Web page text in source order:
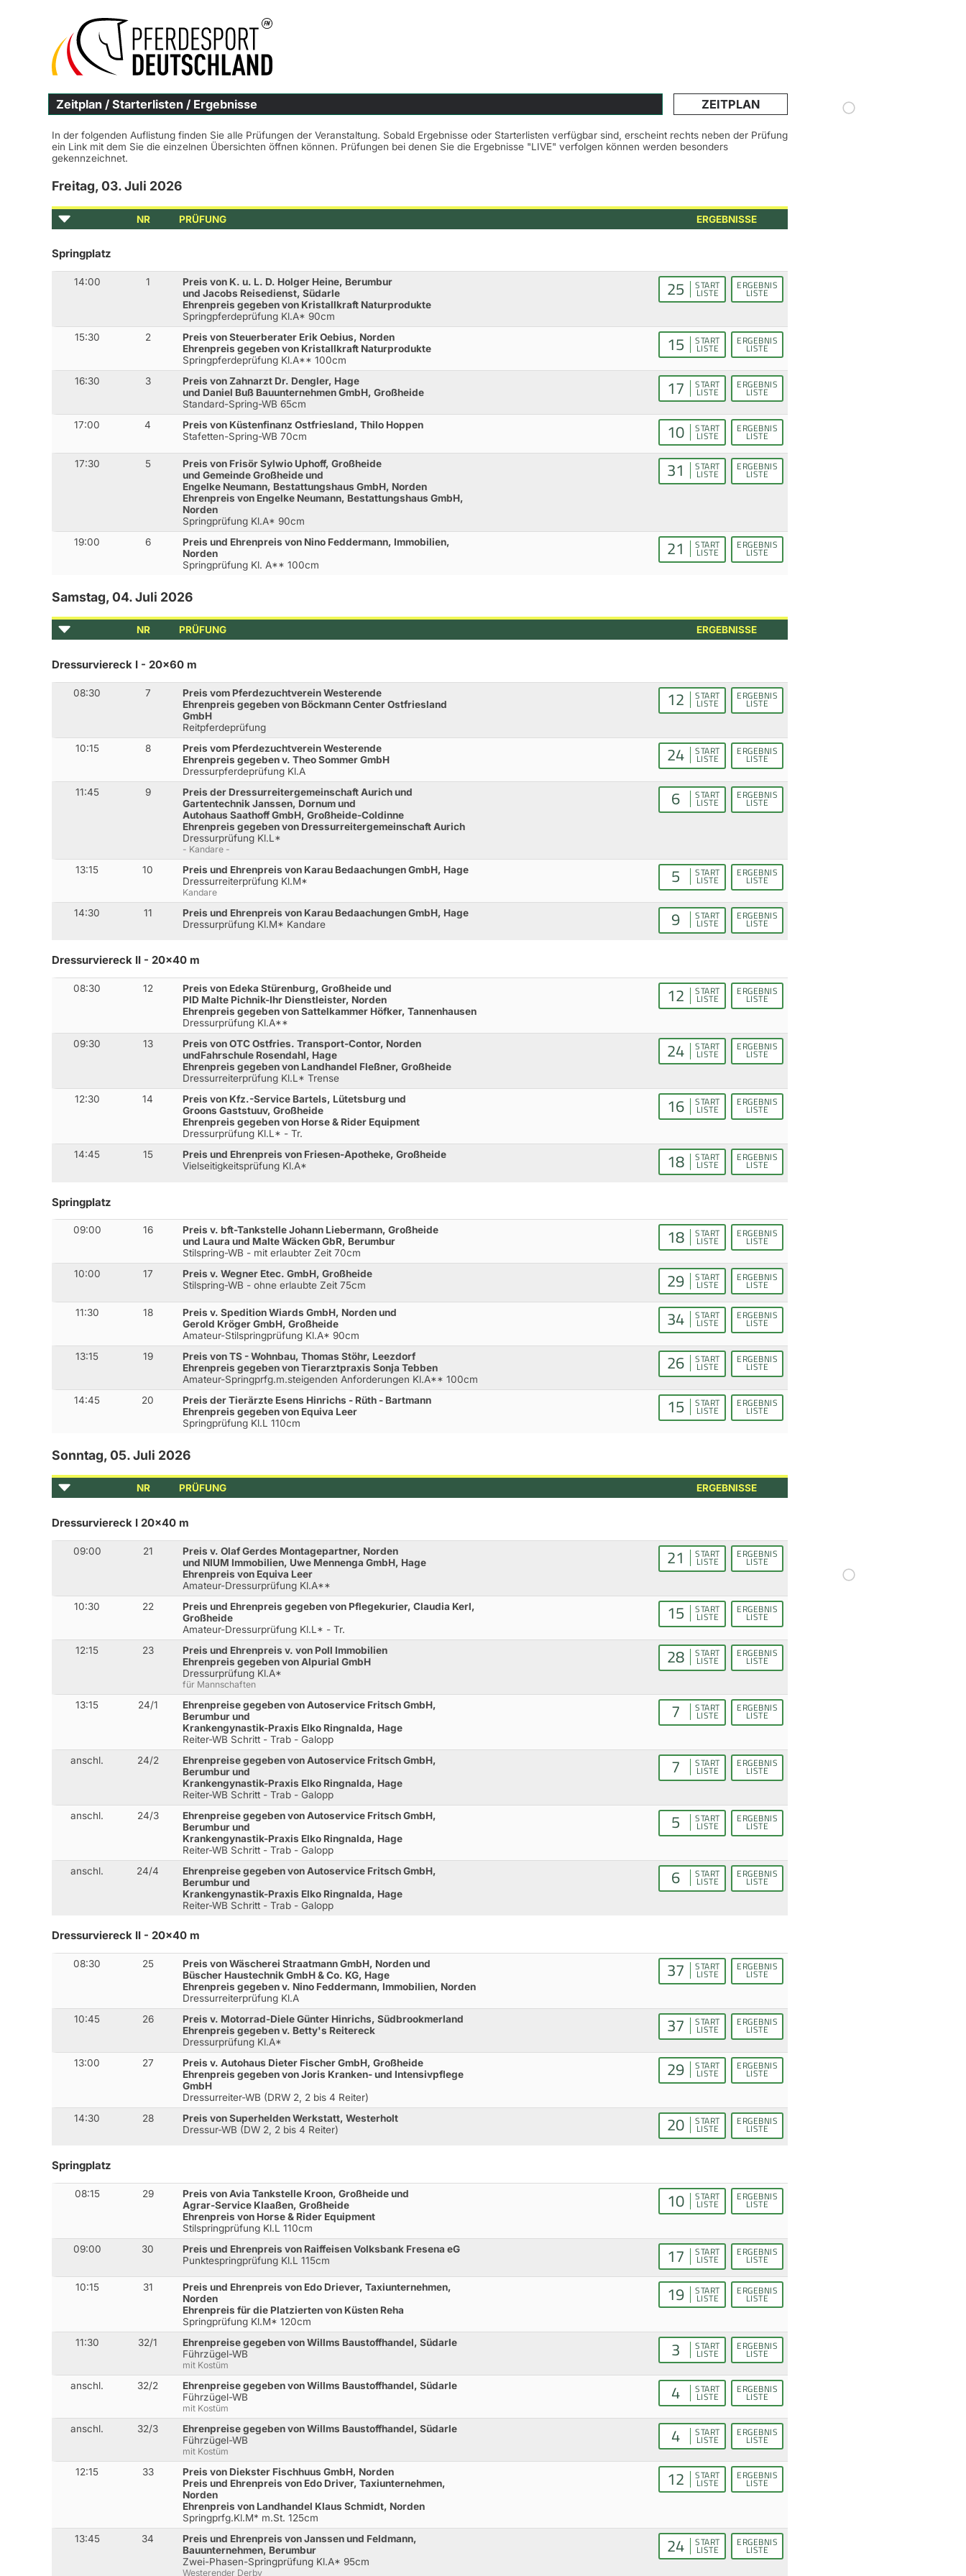
Zeitplan / Starterlisten / Ergebnisse ZEITPLAN
In der folgenden Auflistung finden Sie alle Prüfungen der Veranstaltung. Sobald Ergebnisse oder Starterlisten verfügbar sind, erscheint rechts neben der Prüfung
ein Link mit dem Sie die einzelnen Übersichten öffnen können. Prüfungen bei denen Sie die Ergebnisse "LIVE" verfolgen können werden besonders
gekennzeichnet.
Freitag, 03. Juli 2026
NR PRÜFUNG ERGEBNISSE
Springplatz
14:00 1
Preis von K. u. L. D. Holger Heine, Berumbur
und Jacobs Reisedienst, Südarle
Ehrenpreis gegeben von Kristallkraft Naturprodukte
Springpferdeprüfung Kl.A* 90cm
25 START
LISTE
ERGEBNIS
LISTE
15:30 2
Preis von Steuerberater Erik Oebius, Norden
Ehrenpreis gegeben von Kristallkraft Naturprodukte
Springpferdeprüfung Kl.A** 100cm
15 START
LISTE
ERGEBNIS
LISTE
16:30 3
Preis von Zahnarzt Dr. Dengler, Hage
und Daniel Buß Bauunternehmen GmbH, Großheide
Standard-Spring-WB 65cm
17 START
LISTE
ERGEBNIS
LISTE
17:00 4
Preis von Küstenfinanz Ostfriesland, Thilo Hoppen
Stafetten-Spring-WB 70cm
10 START
LISTE
ERGEBNIS
LISTE
17:30 5
Preis von Frisör Sylwio Uphoff, Großheide
und Gemeinde Großheide und
Engelke Neumann, Bestattungshaus GmbH, Norden
Ehrenpreis von Engelke Neumann, Bestattungshaus GmbH,
Norden
Springprüfung Kl.A* 90cm
31 START
LISTE
ERGEBNIS
LISTE
19:00 6
Preis und Ehrenpreis von Nino Feddermann, Immobilien,
Norden
Springprüfung Kl. A** 100cm
21 START
LISTE
ERGEBNIS
LISTE
Samstag, 04. Juli 2026
NR PRÜFUNG ERGEBNISSE
Dressurviereck I - 20x60 m
08:30 7
Preis vom Pferdezuchtverein Westerende
Ehrenpreis gegeben von Böckmann Center Ostfriesland
GmbH
Reitpferdeprüfung
12 START
LISTE
ERGEBNIS
LISTE
10:15 8
Preis vom Pferdezuchtverein Westerende
Ehrenpreis gegeben v. Theo Sommer GmbH
Dressurpferdeprüfung Kl.A
24 START
LISTE
ERGEBNIS
LISTE
11:45 9
Preis der Dressurreitergemeinschaft Aurich und
Gartentechnik Janssen, Dornum und
Autohaus Saathoff GmbH, Großheide-Coldinne
Ehrenpreis gegeben von Dressurreitergemeinschaft Aurich
Dressurprüfung Kl.L*
- Kandare -
6 START
LISTE
ERGEBNIS
LISTE
13:15 10
Preis und Ehrenpreis von Karau Bedaachungen GmbH, Hage
Dressurreiterprüfung Kl.M*
Kandare
5 START
LISTE
ERGEBNIS
LISTE
14:30 11
Preis und Ehrenpreis von Karau Bedaachungen GmbH, Hage
Dressurprüfung Kl.M* Kandare
9 START
LISTE
ERGEBNIS
LISTE
Dressurviereck II - 20x40 m
08:30 12
Preis von Edeka Stürenburg, Großheide und
PID Malte Pichnik-Ihr Dienstleister, Norden
Ehrenpreis gegeben von Sattelkammer Höfker, Tannenhausen
Dressurprüfung Kl.A**
12 START
LISTE
ERGEBNIS
LISTE
09:30 13
Preis von OTC Ostfries. Transport-Contor, Norden
undFahrschule Rosendahl, Hage
Ehrenpreis gegeben von Landhandel Fleßner, Großheide
Dressurreiterprüfung Kl.L* Trense
24 START
LISTE
ERGEBNIS
LISTE
12:30 14
Preis von Kfz.-Service Bartels, Lütetsburg und
Groons Gaststuuv, Großheide
Ehrenpreis gegeben von Horse & Rider Equipment
Dressurprüfung Kl.L* - Tr.
16 START
LISTE
ERGEBNIS
LISTE
14:45 15
Preis und Ehrenpreis von Friesen-Apotheke, Großheide
Vielseitigkeitsprüfung Kl.A*
18 START
LISTE
ERGEBNIS
LISTE
Springplatz
09:00 16
Preis v. bft-Tankstelle Johann Liebermann, Großheide
und Laura und Malte Wäcken GbR, Berumbur
Stilspring-WB - mit erlaubter Zeit 70cm
18 START
LISTE
ERGEBNIS
LISTE
10:00 17
Preis v. Wegner Etec. GmbH, Großheide
Stilspring-WB - ohne erlaubte Zeit 75cm
29 START
LISTE
ERGEBNIS
LISTE
11:30 18
Preis v. Spedition Wiards GmbH, Norden und
Gerold Kröger GmbH, Großheide
Amateur-Stilspringprüfung Kl.A* 90cm
34 START
LISTE
ERGEBNIS
LISTE
13:15 19
Preis von TS - Wohnbau, Thomas Stöhr, Leezdorf
Ehrenpreis gegeben von Tierarztpraxis Sonja Tebben
Amateur-Springprfg.m.steigenden Anforderungen Kl.A** 100cm
26 START
LISTE
ERGEBNIS
LISTE
14:45 20
Preis der Tierärzte Esens Hinrichs - Rüth - Bartmann
Ehrenpreis gegeben von Equiva Leer
Springprüfung Kl.L 110cm
15 START
LISTE
ERGEBNIS
LISTE
Sonntag, 05. Juli 2026
NR PRÜFUNG ERGEBNISSE
Dressurviereck I 20x40 m
09:00 21
Preis v. Olaf Gerdes Montagepartner, Norden
und NIUM Immobilien, Uwe Mennenga GmbH, Hage
Ehrenpreis von Equiva Leer
Amateur-Dressurprüfung Kl.A**
21 START
LISTE
ERGEBNIS
LISTE
10:30 22
Preis und Ehrenpreis gegeben von Pflegekurier, Claudia Kerl,
Großheide
Amateur-Dressurprüfung Kl.L* - Tr.
15 START
LISTE
ERGEBNIS
LISTE
12:15 23
Preis und Ehrenpreis v. von Poll Immobilien
Ehrenpreis gegeben von Alpurial GmbH
Dressurprüfung Kl.A*
für Mannschaften
28 START
LISTE
ERGEBNIS
LISTE
13:15 24/1
Ehrenpreise gegeben von Autoservice Fritsch GmbH,
Berumbur und
Krankengynastik-Praxis Elko Ringnalda, Hage
Reiter-WB Schritt - Trab - Galopp
7 START
LISTE
ERGEBNIS
LISTE
anschl. 24/2
Ehrenpreise gegeben von Autoservice Fritsch GmbH,
Berumbur und
Krankengynastik-Praxis Elko Ringnalda, Hage
Reiter-WB Schritt - Trab - Galopp
7 START
LISTE
ERGEBNIS
LISTE
anschl. 24/3
Ehrenpreise gegeben von Autoservice Fritsch GmbH,
Berumbur und
Krankengynastik-Praxis Elko Ringnalda, Hage
Reiter-WB Schritt - Trab - Galopp
5 START
LISTE
ERGEBNIS
LISTE
anschl. 24/4
Ehrenpreise gegeben von Autoservice Fritsch GmbH,
Berumbur und
Krankengynastik-Praxis Elko Ringnalda, Hage
Reiter-WB Schritt - Trab - Galopp
6 START
LISTE
ERGEBNIS
LISTE
Dressurviereck II - 20x40 m
08:30 25
Preis von Wäscherei Straatmann GmbH, Norden und
Büscher Haustechnik GmbH & Co. KG, Hage
Ehrenpreis gegeben v. Nino Feddermann, Immobilien, Norden
Dressurreiterprüfung Kl.A
37 START
LISTE
ERGEBNIS
LISTE
10:45 26
Preis v. Motorrad-Diele Günter Hinrichs, Südbrookmerland
Ehrenpreis gegeben v. Betty's Reitereck
Dressurprüfung Kl.A*
37 START
LISTE
ERGEBNIS
LISTE
13:00 27
Preis v. Autohaus Dieter Fischer GmbH, Großheide
Ehrenpreis gegeben von Joris Kranken- und Intensivpflege
GmbH
Dressurreiter-WB (DRW 2, 2 bis 4 Reiter)
29 START
LISTE
ERGEBNIS
LISTE
14:30 28
Preis von Superhelden Werkstatt, Westerholt
Dressur-WB (DW 2, 2 bis 4 Reiter)
20 START
LISTE
ERGEBNIS
LISTE
Springplatz
08:15 29
Preis von Avia Tankstelle Kroon, Großheide und
Agrar-Service Klaaßen, Großheide
Ehrenpreis von Horse & Rider Equipment
Stilspringprüfung Kl.L 110cm
10 START
LISTE
ERGEBNIS
LISTE
09:00 30
Preis und Ehrenpreis von Raiffeisen Volksbank Fresena eG
Punktespringprüfung Kl.L 115cm
17 START
LISTE
ERGEBNIS
LISTE
10:15 31
Preis und Ehrenpreis von Edo Driever, Taxiunternehmen,
Norden
Ehrenpreis für die Platzierten von Küsten Reha
Springprüfung Kl.M* 120cm
19 START
LISTE
ERGEBNIS
LISTE
11:30 32/1
Ehrenpreise gegeben von Willms Baustoffhandel, Südarle
Führzügel-WB
mit Kostüm
3 START
LISTE
ERGEBNIS
LISTE
anschl. 32/2
Ehrenpreise gegeben von Willms Baustoffhandel, Südarle
Führzügel-WB
mit Kostüm
4 START
LISTE
ERGEBNIS
LISTE
anschl. 32/3
Ehrenpreise gegeben von Willms Baustoffhandel, Südarle
Führzügel-WB
mit Kostüm
4 START
LISTE
ERGEBNIS
LISTE
12:15 33
Preis von Diekster Fischhuus GmbH, Norden
Preis und Ehrenpreis von Edo Driver, Taxiunternehmen,
Norden
Ehrenpreis von Landhandel Klaus Schmidt, Norden
Springprfg.Kl.M* m.St. 125cm
12 START
LISTE
ERGEBNIS
LISTE
13:45 34
Preis und Ehrenpreis von Janssen und Feldmann,
Bauunternehmen, Berumbur
Zwei-Phasen-Springprüfung Kl.A* 95cm
Westerender Derby
24 START
LISTE
ERGEBNIS
LISTE